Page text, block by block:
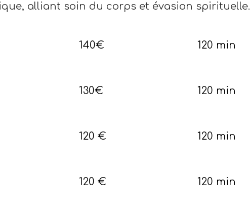
alliant soin du corps et évasion spirituelle.
140€ 120 min
130€ 120 min
120 € 120 min
120 € 120 min